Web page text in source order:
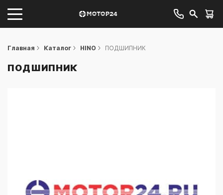
Главная Каталог HINO ПОДШИПНИК
ПОДШИПНИК